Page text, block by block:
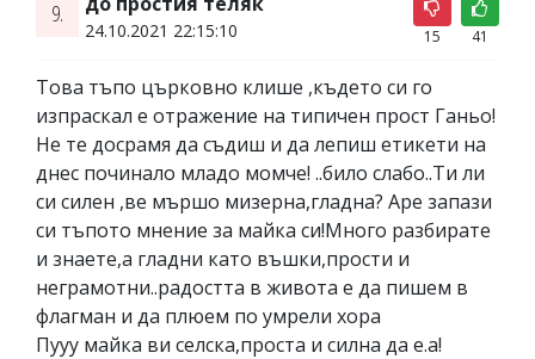
9.
24.10.2021 22:15:10 15 41
Това тъпо църковно клише ,където си го
изпраскал е отражение на типичен прост Ганьо!
Не те досрамя да съдиш и да лепиш етикети на
днес починало младо момче! ..било слабо..Ти ли
си силен ,ве мършо мизерна,гладна? Аре запази
си тъпото мнение за майка си!Много разбирате
и знаете,а гладни като въшки,прости и
неграмотни..радостта в живота е да пишем в
флагман и да плюем по умрели хора
Пууу майка ви селска,проста и силна да е.а!